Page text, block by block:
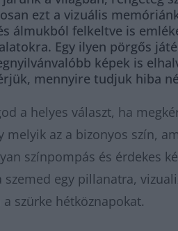
ezt a vizuális
álmukból felkeltve is
Egy ilyen pörgős
képek is
mennyire tudjuk hiba
a helyes választ, ha
melyik az a bizonyos szín,
színpompás és érdekes
egy pillanatra,
szürke hétköznapokat.